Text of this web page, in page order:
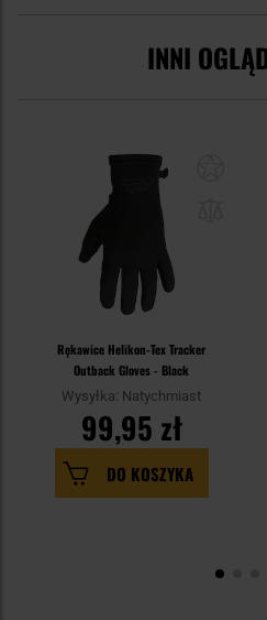
INNI
Rękawice Helikon-Tex Tracker
Outback Gloves - Black
Wysyłka: Natychmiast
99,95 zł
DO KOSZYKA